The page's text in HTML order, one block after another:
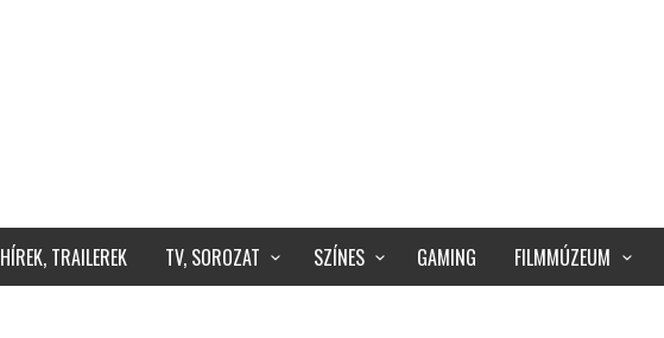
HÍREK, TRAILEREK TV, SOROZAT SZÍNES GAMING FILMMÚZEUM